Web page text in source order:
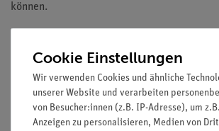
können.
in Reihe geschaltet.
Die Versuche sind so konzipiert, dass sie
qualitative bzw. halbquantitative
Vorteile
Cookie Einstellungen
Wir verwenden Cookies und ähnliche
unserer Website und verarbeiten
von Besucher:innen (z.B. IP-Adresse), um
Anzeigen zu personalisieren, Medien von